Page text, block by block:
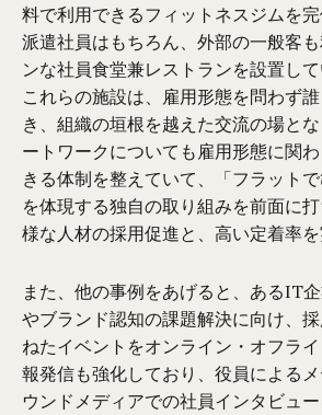
料で利用できるフィットネスジムを
派遣社員はもちろん、外部の一般客
ンな社員食堂兼レストランを設置して
これらの施設は、雇用形態を問わず
き、組織の垣根を越えた交流の場と
ートワークについても雇用形態に関
きる体制を整えていて、「フラットで
を体現する独自の取り組みを前面に
様な人材の採用促進と、高い定着率を
また、他の事例をあげると、あるIT
やブランド認知の課題解決に向け、
ねたイベントをオンライン・オフラ
報発信も強化しており、役員による
ウンドメディアでの社員インタビュ